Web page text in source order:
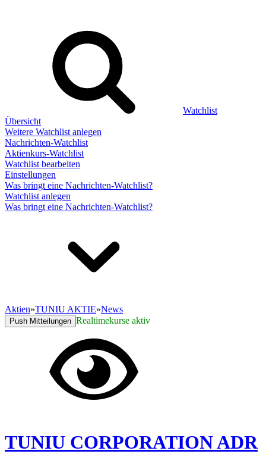
Watchlist
Übersicht
Weitere Watchlist anlegen
Nachrichten-Watchlist
Aktienkurs-Watchlist
Watchlist bearbeiten
Einstellungen
Was bringt eine Nachrichten-Watchlist?
Watchlist anlegen
Was bringt eine Nachrichten-Watchlist?
Aktien»TUNIU AKTIE»News
Push Mitteilungen Realtimekurse aktiv
TUNIU CORPORATION ADR